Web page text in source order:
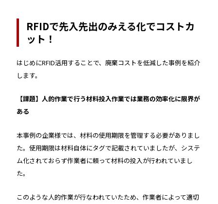
RFIDで先入先出のみえる化でコストカ
ット！
はじめにRFID活用することで、廃棄コストを低減した事例を紹介
します。
【課題】人的作業で行う材料投入作業では業務の効率化に限界が
ある
本事例の企業様では、材料の使用期限を管理する必要がありまし
た。使用期限は材料自体にタグで記載されていましたが、システ
ム化されておらず作業者に頼って材料の投入が行われていまし
た。
このような人的作業が行なわれていたため、作業者によって適切